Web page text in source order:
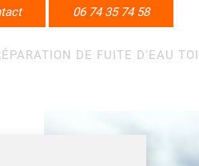
06 74 35 74 58
DE FUITE D'EAU